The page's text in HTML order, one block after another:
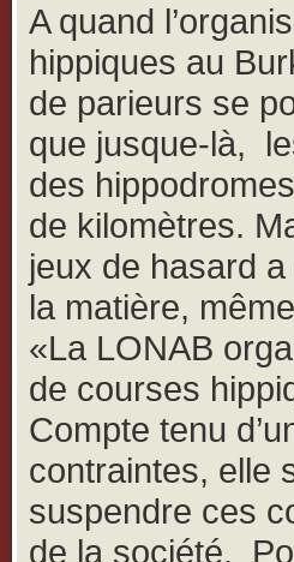
A quand
hippiques au
de parieurs se
que jusque-là,
des
de kilomètres.
jeux de hasard
la matière,
«La LONAB
de courses
Compte tenu
contraintes, elle
suspendre ces
de la société.